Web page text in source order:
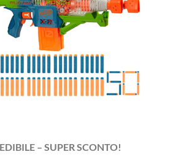
– SUPER SCONTO!